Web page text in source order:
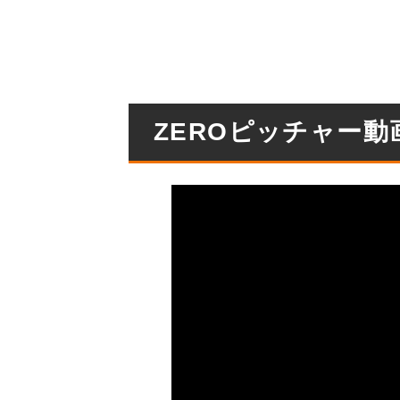
ZEROピッチャー動